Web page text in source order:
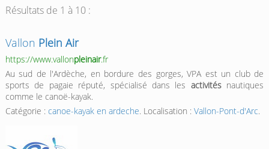
Résultats de 1 à 10 :
Vallon Plein Air
https://www.vallonpleinair.fr
Au sud de l'Ardèche, en bordure des gorges, VPA est un club de
sports de pagaie réputé, spécialisé dans les activitésnautiques
comme le canoë-kayak.
Catégorie : canoe-kayak en ardeche. Localisation : Vallon-Pont-d'Arc.